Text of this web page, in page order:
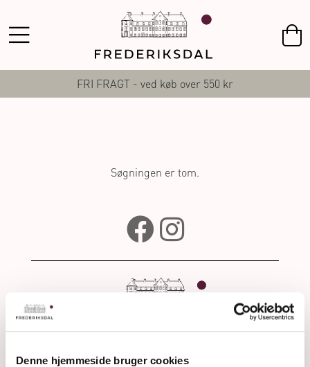
Denne hjemmeside bruger cookies
FRI FRAGT - ved køb over 550 kr
Søgningen er tom.
Harpelunde